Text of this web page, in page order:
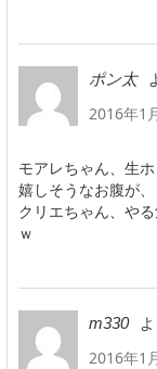
ポン太
2016年1
モアレちゃん、生
嬉しそうなお腹が
クリエちゃん、や
ｗ
m330
2016年1